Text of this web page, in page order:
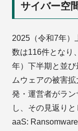
サイバー空
2025（令和7年）
数は116件となり
年）下半期と並
ムウェアの被害
発・運営者がラ
し、その見返り
aaS: